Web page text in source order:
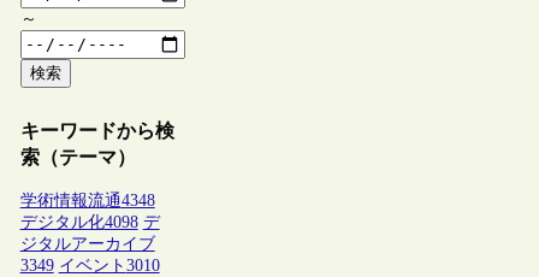
～
検索
キーワードから検
索（テーマ）
学術情報流通4348
デジタル化4098 デ
ジタルアーカイブ
3349 イベント 3010